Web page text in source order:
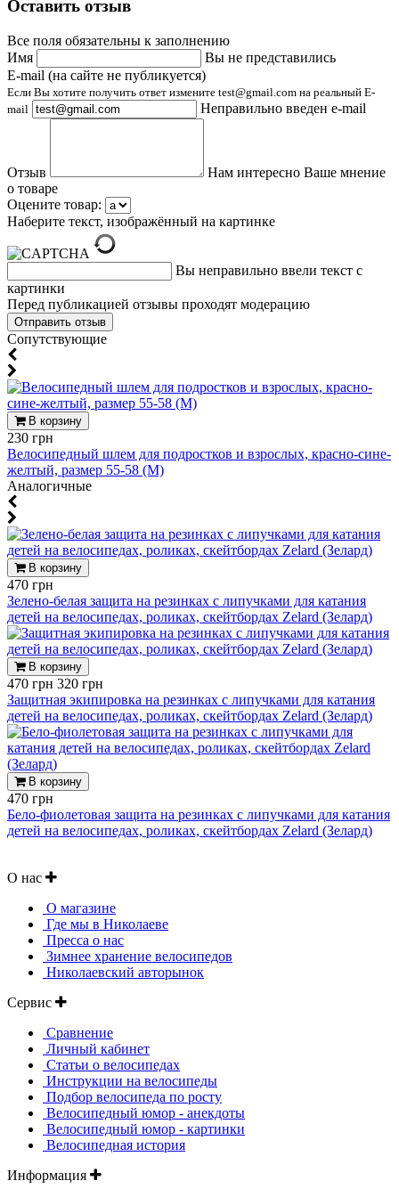
Оставить отзыв
Все поля обязательны к заполнению
Имя
Вы не представились
E-mail (на сайте не публикуется)
Если Вы хотите получить ответ измените test@gmail.com на реальный E-
mail
Неправильно введен e-mail
Отзыв
Нам интересно Ваше мнение
о товаре
Оцените товар:
Наберите текст, изображённый на картинке
Вы неправильно ввели текст с
картинки
Перед публикацией отзывы проходят модерацию
Cопутствующие
В корзину
230 грн
Велосипедный шлем для подростков и взрослых, красно-сине-
желтый, размер 55-58 (М)
Аналогичные
В корзину
470 грн
Зелено-белая защита на резинках с липучками для катания
детей на велосипедах, роликах, скейтбордах Zelard (Зелард)
В корзину
470 грн 320 грн
Защитная экипировка на резинках с липучками для катания
детей на велосипедах, роликах, скейтбордах Zelard (Зелард)
В корзину
470 грн
Бело-фиолетовая защита на резинках с липучками для катания
детей на велосипедах, роликах, скейтбордах Zelard (Зелард)
О нас
О магазине
Где мы в Николаеве
Пресса о нас
Зимнее хранение велосипедов
Николаевский авторынок
Сервис
Сравнение
Личный кабинет
Статьи о велосипедах
Инструкции на велосипеды
Подбор велосипеда по росту
Велосипедный юмор - анекдоты
Велосипедный юмор - картинки
Велосипедная история
Информация